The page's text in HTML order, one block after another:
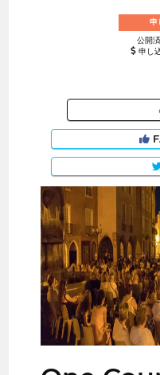
申
公開
申し